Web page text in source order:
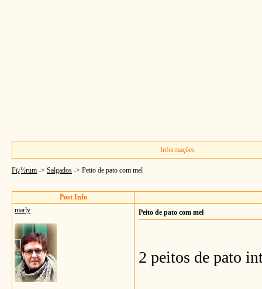
Informações
Fï¿½rum -> Salgados -> Peito de pato com mel
Post Info
marly
Peito de pato com mel
2 peitos de pato